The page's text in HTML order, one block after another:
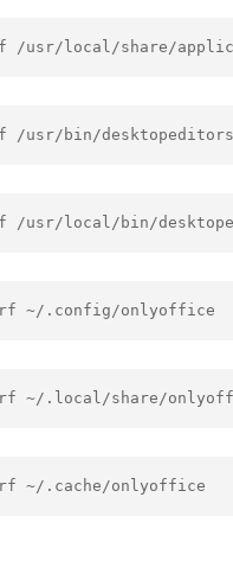
f /usr/local/share/
/usr/bin/desktopeditors
f /usr/local/bin/
rf ~/.config/onlyoffice
rf ~/.local/share/
rf ~/.cache/onlyoffice